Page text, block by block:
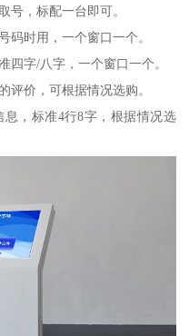
号，标配一台即可。
码时用，一个窗口一个。
四字/八字，一个窗口一个。
评价，可根据情况选购。
，标准4行8字，根据情况选